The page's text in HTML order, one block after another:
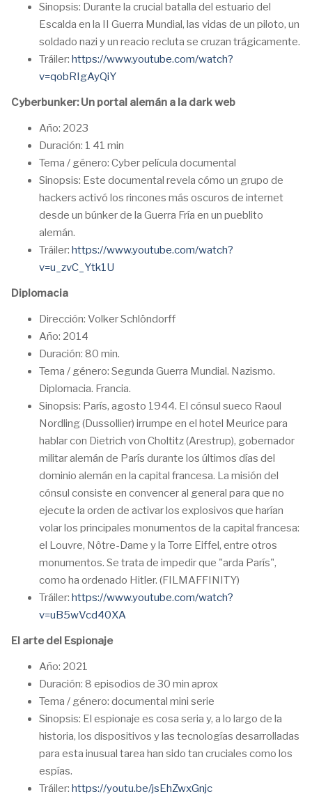
Sinopsis: Durante la crucial batalla del estuario del
Escalda en la II Guerra Mundial, las vidas de un piloto, un
soldado nazi y un reacio recluta se cruzan trágicamente.
Tráiler: https://www.youtube.com/watch?
v=qobRIgAyQiY
Cyberbunker: Un portal alemán a la dark web
Año: 2023
Duración: 1 41 min
Tema / género: Cyber película documental
Sinopsis: Este documental revela cómo un grupo de
hackers activó los rincones más oscuros de internet
desde un búnker de la Guerra Fría en un pueblito
alemán.
Tráiler: https://www.youtube.com/watch?
v=u_zvC_Ytk1U
Diplomacia
Dirección: Volker Schlöndorff
Año: 2014
Duración: 80 min.
Tema / género: Segunda Guerra Mundial. Nazismo.
Diplomacia. Francia.
Sinopsis: París, agosto 1944. El cónsul sueco Raoul
Nordling (Dussollier) irrumpe en el hotel Meurice para
hablar con Dietrich von Choltitz (Arestrup), gobernador
militar alemán de París durante los últimos días del
dominio alemán en la capital francesa. La misión del
cónsul consiste en convencer al general para que no
ejecute la orden de activar los explosivos que harían
volar los principales monumentos de la capital francesa:
el Louvre, Nôtre-Dame y la Torre Eiffel, entre otros
monumentos. Se trata de impedir que "arda París",
como ha ordenado Hitler. (FILMAFFINITY)
Tráiler: https://www.youtube.com/watch?
v=uB5wVcd40XA
El arte del Espionaje
Año: 2021
Duración: 8 episodios de 30 min aprox
Tema / género: documental mini serie
Sinopsis: El espionaje es cosa seria y, a lo largo de la
historia, los dispositivos y las tecnologías desarrolladas
para esta inusual tarea han sido tan cruciales como los
espías.
Tráiler: https://youtu.be/jsEhZwxGnjc